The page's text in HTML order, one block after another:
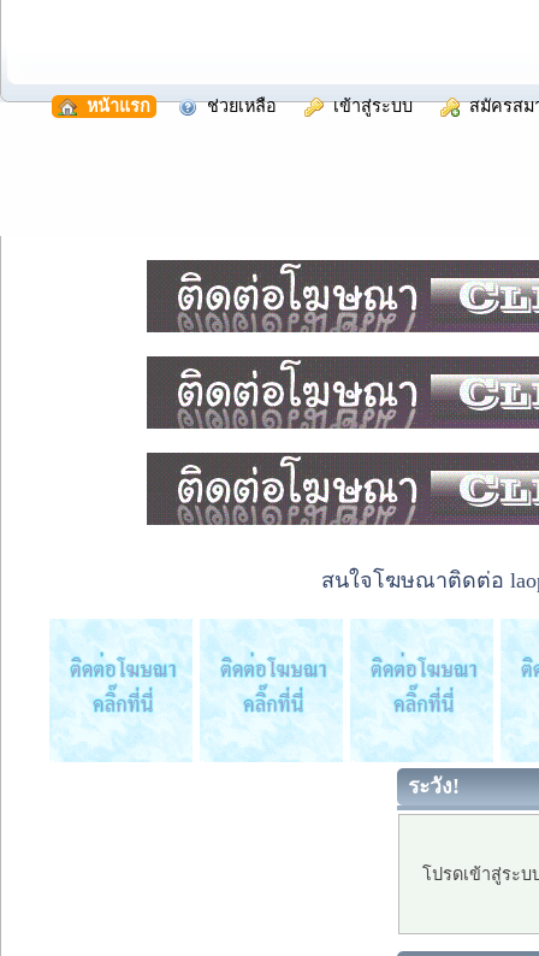
หน้าแรก ช่วยเหลือ เข้าสู่ระบบ สมัครสม
สนใจโฆษณาติดต่อ
ระวัง!
โปรดเข้าสู่ระ